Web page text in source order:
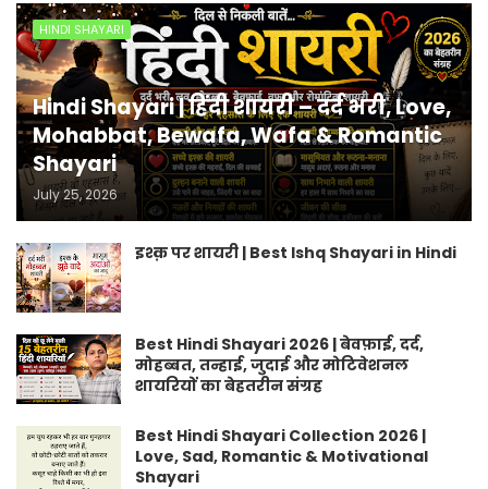
HINDI SHAYARI
Hindi Shayari | हिंदी शायरी – दर्द भरी, Love,
Mohabbat, Bewafa, Wafa & Romantic
Shayari
July 25, 2026
इश्क़ पर शायरी | Best Ishq Shayari in Hindi
Best Hindi Shayari 2026 | बेवफ़ाई, दर्द,
मोहब्बत, तन्हाई, जुदाई और मोटिवेशनल
शायरियों का बेहतरीन संग्रह
Best Hindi Shayari Collection 2026 |
Love, Sad, Romantic & Motivational
Shayari